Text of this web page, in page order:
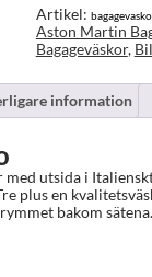
och
senare
mängd
Artikel:
Aston Martin
Bagageväskor,
information
med utsida i
plus en
bakom